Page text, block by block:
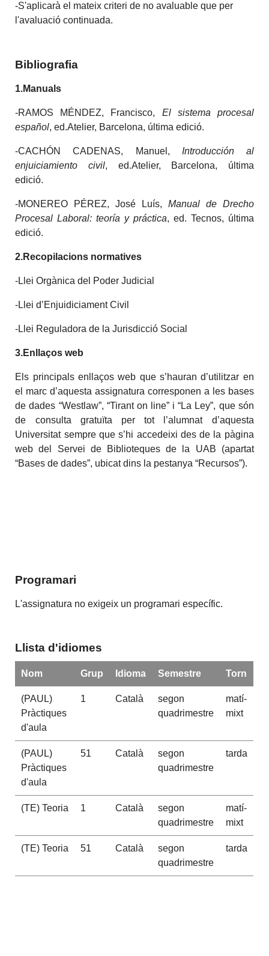
-S'aplicarà el mateix criteri de no avaluable que per
l'avaluació continuada.
Bibliografia
1.Manuals
-RAMOS MÉNDEZ, Francisco, El sistema procesal
español, ed.Atelier, Barcelona, última edició.
-CACHÓN CADENAS, Manuel, Introducción al
enjuiciamiento civil, ed.Atelier, Barcelona, última
edició.
-MONEREO PÉREZ, José Luís, Manual de Drecho
Procesal Laboral: teoría y práctica, ed. Tecnos, última
edició.
2.Recopilacions normatives
-Llei Orgànica del Poder Judicial
-Llei d’Enjuidiciament Civil
-Llei Reguladora de la Jurisdicció Social
3.Enllaços web
Els principals enllaços web que s’hauran d’utilitzar en
el marc d’aquesta assignatura corresponen a les bases
de dades “Westlaw”, “Tirant on line” i “La Ley”, que són
de consulta gratuïta per tot l’alumnat d’aquesta
Universitat sempre que s’hi accedeixi des de la pàgina
web del Servei de Biblioteques de la UAB (apartat
“Bases de dades”, ubicat dins la pestanya “Recursos”).
Programari
L'assignatura no exigeix un programari específic.
Llista d'idiomes
Nom Grup Idioma Semestre Torn
(PAUL)
Pràctiques
d'aula
1 Català
segon
quadrimestre
matí-
mixt
(PAUL)
Pràctiques
d'aula
51 Català
segon
quadrimestre
tarda
(TE) Teoria 1 Català
segon
quadrimestre
matí-
mixt
(TE) Teoria 51 Català
segon
quadrimestre
tarda